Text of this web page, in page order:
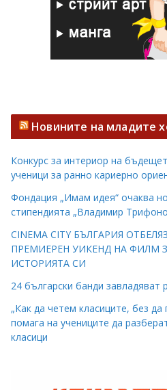
Новините на младите
Конкурс за интериор на
ученици за ранно кариерно
Фондация „Имам идея“ очаква
стипендията „Владимир
CINEMA CITY БЪЛГАРИЯ
ПРЕМИЕРЕН УИКЕНД НА ФИЛМ
ИСТОРИЯТА СИ
24 български банди завладяват
„Как да четем класиците, без
помага на учениците да
класици